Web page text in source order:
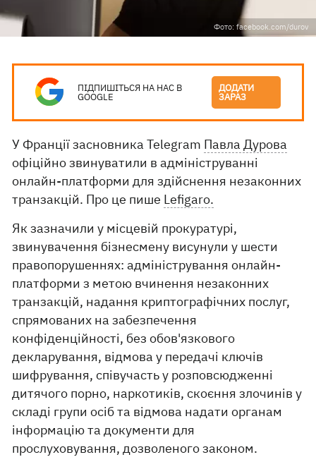
Фото: facebook.com/durov
ПІДПИШІТЬСЯ НА НАС В
GOOGLE
ДОДАТИ
ЗАРАЗ
У Франції засновника Telegram Павла Дурова
офіційно звинуватили в адмініструванні
онлайн-платформи для здійснення незаконних
транзакцій. Про це пише Lefigaro.
Як зазначили у місцевій прокуратурі,
звинувачення бізнесмену висунули у шести
правопорушеннях: адміністрування онлайн-
платформи з метою вчинення незаконних
транзакцій, надання криптографічних послуг,
спрямованих на забезпечення
конфіденційності, без обов'язкового
декларування, відмова у передачі ключів
шифрування, співучасть у розповсюдженні
дитячого порно, наркотиків, скоєння злочинів у
складі групи осіб та відмова надати органам
інформацію та документи для
прослуховування, дозволеного законом.